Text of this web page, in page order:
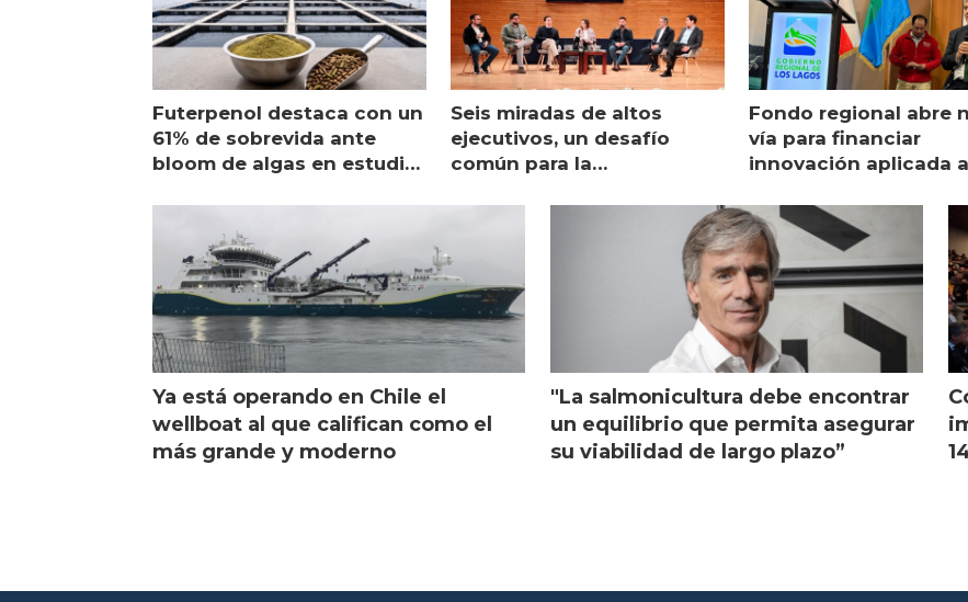
Futerpenol destaca con un
61% de sobrevida ante
bloom de algas en estudio
Seis miradas de altos
ejecutivos, un desafío
común para la
Fondo regional abre
vía para financiar
innovación aplicada
Ya está operando en Chile el
wellboat al que califican como el
más grande y moderno
"La salmonicultura debe encontrar
un equilibrio que permita asegurar
su viabilidad de largo plazo”